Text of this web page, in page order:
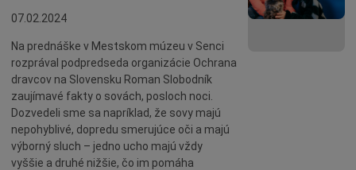
07.02.2024
Na prednáške v Mestskom múzeu v Senci
rozprával podpredseda organizácie Ochrana
dravcov na Slovensku Roman Slobodník
zaujímavé fakty o sovách, posloch noci.
Dozvedeli sme sa napríklad, že sovy majú
nepohyblivé, dopredu smerujúce oči a majú
výborný sluch – jedno ucho majú vždy
vyššie a druhé nižšie, čo im pomáha